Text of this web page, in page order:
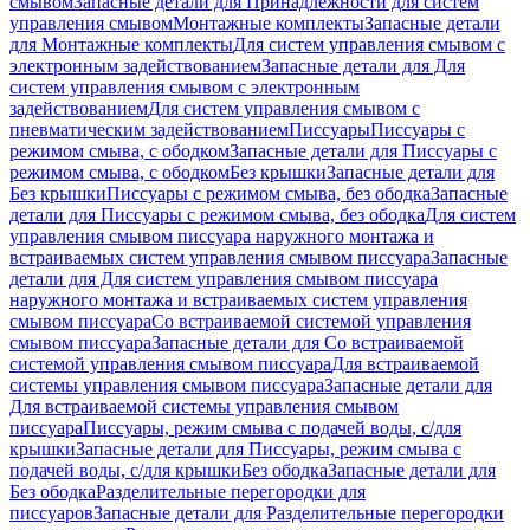
управления смывомМонтажные комплектыЗапасные детали
для Монтажные комплектыДля систем управления смывом с
электронным задействованиемЗапасные детали для Для
систем управления смывом с электронным
задействованиемДля систем управления смывом с
пневматическим задействованиемПиссуарыПиссуары с
режимом смыва, с ободкомЗапасные детали для Писсуары с
режимом смыва, с ободкомБез крышкиЗапасные детали для
Без крышкиПиссуары с режимом смыва, без ободкаЗапасные
детали для Писсуары с режимом смыва, без ободкаДля систем
управления смывом писсуара наружного монтажа и
встраиваемых систем управления смывом писсуараЗапасные
детали для Для систем управления смывом писсуара
наружного монтажа и встраиваемых систем управления
смывом писсуараСо встраиваемой системой управления
смывом писсуараЗапасные детали для Со встраиваемой
системой управления смывом писсуараДля встраиваемой
системы управления смывом писсуараЗапасные детали для
Для встраиваемой системы управления смывом
писсуараПиссуары, режим смыва с подачей воды, с/для
крышкиЗапасные детали для Писсуары, режим смыва с
подачей воды, с/для крышкиБез ободкаЗапасные детали для
Без ободкаРазделительные перегородки для
писсуаровЗапасные детали для Разделительные перегородки